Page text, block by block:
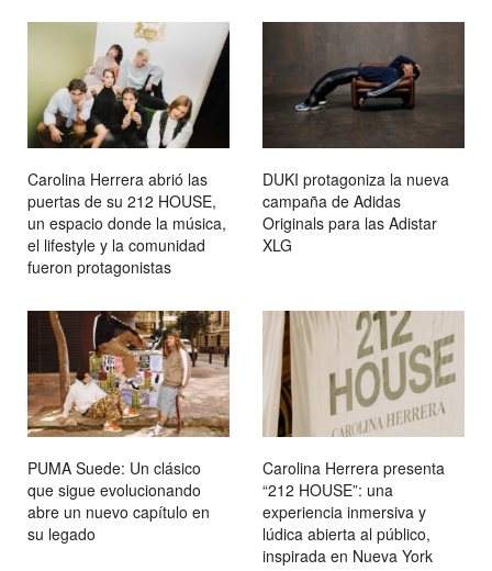
Carolina Herrera abrió las
puertas de su 212 HOUSE,
un espacio donde la música,
el lifestyle y la comunidad
fueron protagonistas
DUKI protagoniza la nueva
campaña de Adidas
Originals para las Adistar
XLG
PUMA Suede: Un clásico
que sigue evolucionando
abre un nuevo capítulo en
su legado
Carolina Herrera presenta
“212 HOUSE”: una
experiencia inmersiva y
lúdica abierta al público,
inspirada en Nueva York